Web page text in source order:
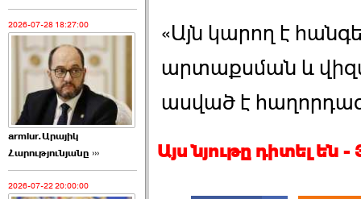
2026-07-28 18:27:00
armlur.Արայիկ
Հարությունյանը ›››
2026-07-22 20:00:00
«Այն կարող է
արտաքսման և
ասված է
Այս նյութը դիտել են